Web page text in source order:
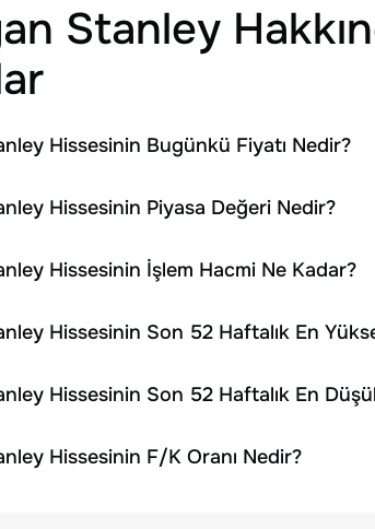
Stanley
Hissesinin Bugünkü Fiyatı Nedir?
Hissesinin Piyasa Değeri Nedir?
Hissesinin İşlem Hacmi Ne Kadar?
Hissesinin Son 52 Haftalık En
Hissesinin Son 52 Haftalık En
Hissesinin F/K Oranı Nedir?